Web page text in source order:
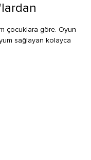
çocuklara göre. Oyun
sağlayan kolayca